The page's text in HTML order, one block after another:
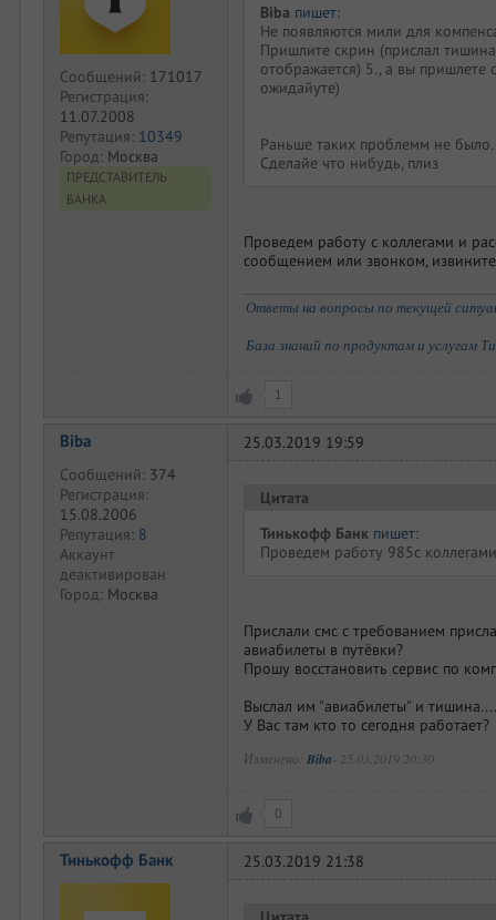
Сообщений: 171017
Регистрация:
11.07.2008
Репутация: 10349
Город: Москва
ПРЕДСТАВИТЕЛЬ
БАНКА
Biba пишет:
Не появляются мили для
Пришлите скрин (прислал
отображается) 5., а вы пришлете
ожидайуте)
Раньше таких проблемм не
Сделайе что нибудь, плиз
Проведем работу с коллегами и
сообщением или звонком,
Ответы на вопросы по текущей
База знаний по продуктам и услугам
1
Biba
Сообщений: 374
Регистрация:
15.08.2006
Репутация: 8
Аккаунт
деактивирован
Город: Москва
25.03.2019 19:59
Цитата
Тинькофф Банк пишет:
Проведем работу 985с коллегами
Прислали смс с требованием
авиабилеты в путёвки?
Прошу восстановить сервис по
Выслал им "авиабилеты" и тишина....
У Вас там кто то сегодня работает?
Изменено: Biba- 25.03.2019 20:30
0
Тинькофф Банк 25.03.2019 21:38